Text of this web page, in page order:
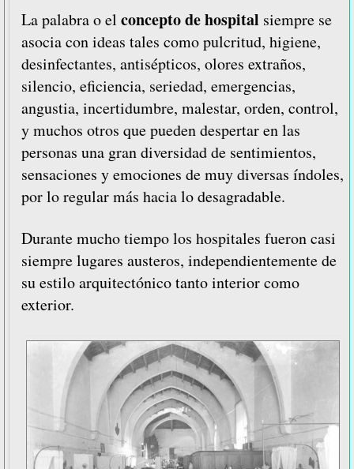
La palabra o el concepto de hospital siempre se
asocia con ideas tales como pulcritud, higiene,
desinfectantes, antisépticos, olores extraños,
silencio, eficiencia, seriedad, emergencias,
angustia, incertidumbre, malestar, orden, control,
y muchos otros que pueden despertar en las
personas una gran diversidad de sentimientos,
sensaciones y emociones de muy diversas índoles,
por lo regular más hacia lo desagradable.
Durante mucho tiempo los hospitales fueron casi
siempre lugares austeros, independientemente de
su estilo arquitectónico tanto interior como
exterior.